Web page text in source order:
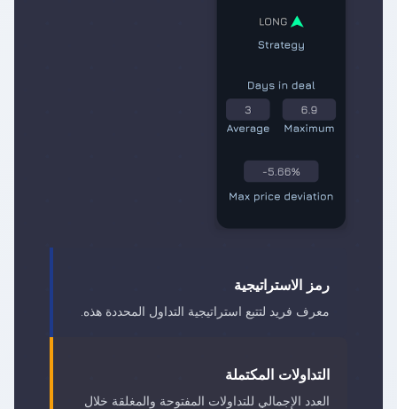
رمز الاستراتيجية
معرف فريد لتتبع استراتيجية التداول المحددة هذه.
التداولات المكتملة
العدد الإجمالي للتداولات المفتوحة والمغلقة خلال